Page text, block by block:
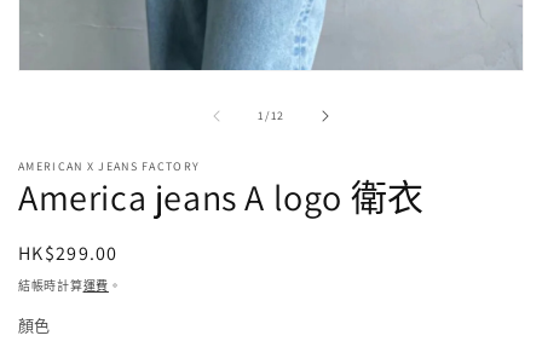
應
中
啟
多
媒
檔
1/
/ 12
AMERICAN X JEANS FACTORY
America jeans A logo 衛衣
定
價
HK$299.00
結帳時計算運費 。
顏色